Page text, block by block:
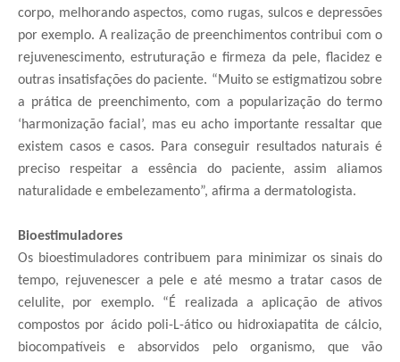
corpo, melhorando aspectos, como rugas, sulcos e depressões
por exemplo. A realização de preenchimentos contribui com o
rejuvenescimento, estruturação e firmeza da pele, flacidez e
outras insatisfações do paciente. “Muito se estigmatizou sobre
a prática de preenchimento, com a popularização do termo
‘harmonização facial’, mas eu acho importante ressaltar que
existem casos e casos. Para conseguir resultados naturais é
preciso respeitar a essência do paciente, assim aliamos
naturalidade e embelezamento”, afirma a dermatologista.
Bioestimuladores
Os bioestimuladores contribuem para minimizar os sinais do
tempo, rejuvenescer a pele e até mesmo a tratar casos de
celulite, por exemplo. “É realizada a aplicação de ativos
compostos por ácido poli-L-ático ou hidroxiapatita de cálcio,
biocompatíveis e absorvidos pelo organismo, que vão